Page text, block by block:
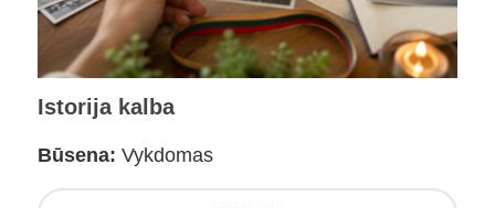
Istorija kalba
Būsena: Vykdomas